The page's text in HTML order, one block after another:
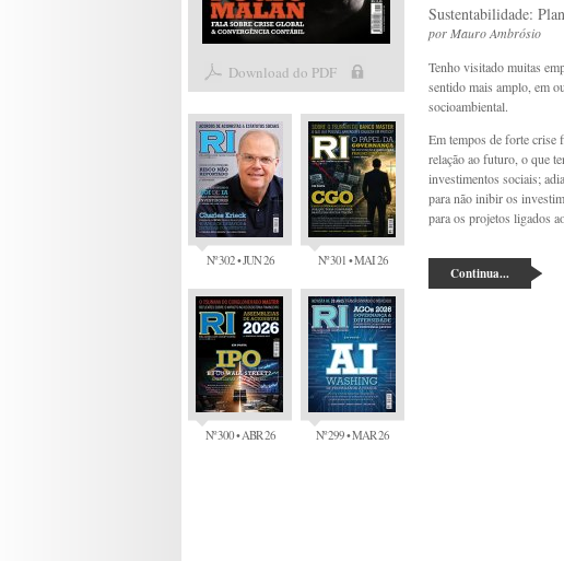
Download do PDF
Nº 302 • JUN 26 Nº 301 • MAI 26
Nº 300 • ABR 26 Nº 299 • MAR 26
Sustentabilidade:
porMauro Ambrósio
Tenho visitado muitas
sentido mais amplo, em
socioambiental.
Em tempos de forte crise
relação ao futuro, o que
investimentos sociais;
para não inibir os
para os projetos ligados
Continua...